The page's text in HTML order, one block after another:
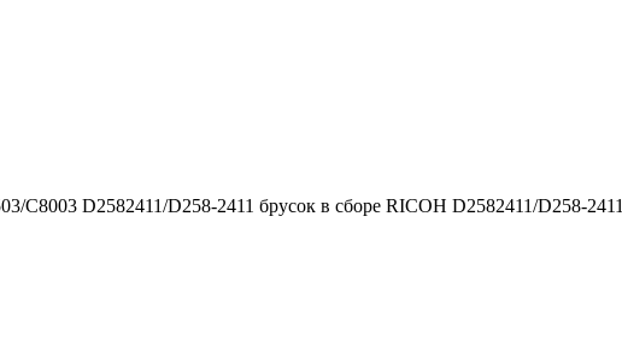
C8003 D2582411/D258-2411 брусок в сборе RICOH D2582411/D258-2411